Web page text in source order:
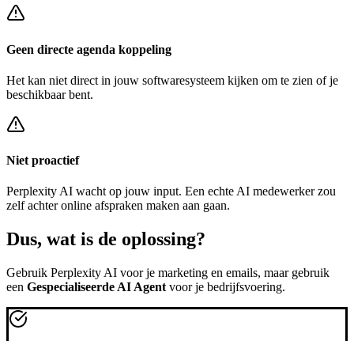
Geen directe agenda koppeling
Het kan niet direct in jouw softwaresysteem kijken om te zien of je
beschikbaar bent.
Niet proactief
Perplexity AI wacht op jouw input. Een echte AI medewerker zou
zelf achteronline afspraken maken aan gaan.
Dus, wat is de oplossing?
Gebruik Perplexity AI voor je marketing en emails, maar gebruik
een Gespecialiseerde AI Agent voor je bedrijfsvoering.